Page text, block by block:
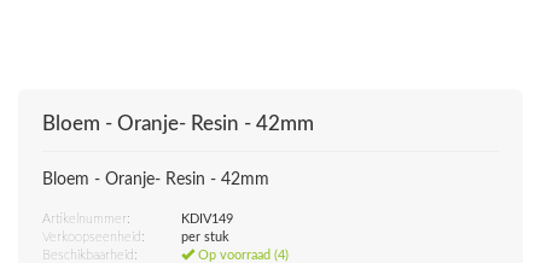
Bloem - Oranje- Resin - 42mm
Bloem - Oranje- Resin - 42mm
Artikelnummer:
KDIV149
Verkoopseenheid:
per stuk
Beschikbaarheid:
Op voorraad (4)